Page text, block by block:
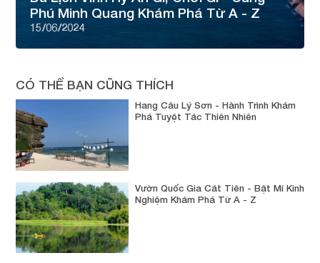
Phú Minh Quang Khám Phá Từ A - Z
15/06/2024
CÓ THỂ BẠN CŨNG THÍCH
Hang Câu Lý Sơn - Hành Trình Khám
Phá Tuyệt Tác Thiên Nhiên
Vườn Quốc Gia Cát Tiên - Bật Mí Kinh
Nghiệm Khám Phá Từ A - Z